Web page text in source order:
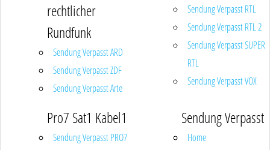
rechtlicher
Rundfunk
Sendung Verpasst ARD
Sendung Verpasst ZDF
Sendung Verpasst Arte
Sendung Verpasst RTL
Sendung Verpasst RTL 2
Sendung Verpasst SUPER
RTL
Sendung Verpasst VOX
Pro7 Sat1 Kabel1
Sendung Verpasst PRO7
Sendung Verpasst
Home